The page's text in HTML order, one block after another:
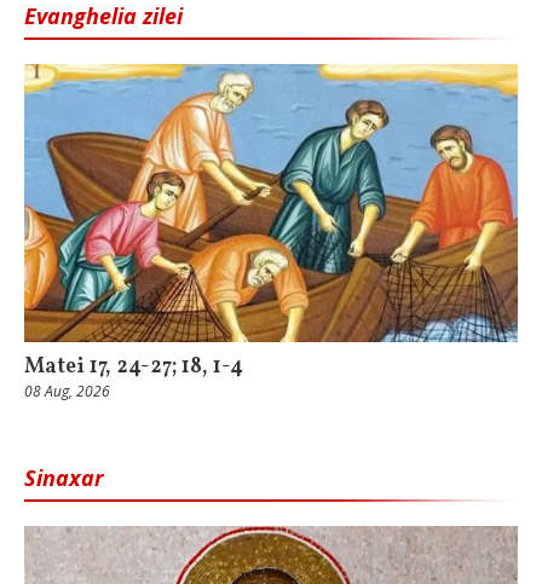
Evanghelia zilei
Matei 17, 24-27; 18, 1-4
08 Aug, 2026
Sinaxar